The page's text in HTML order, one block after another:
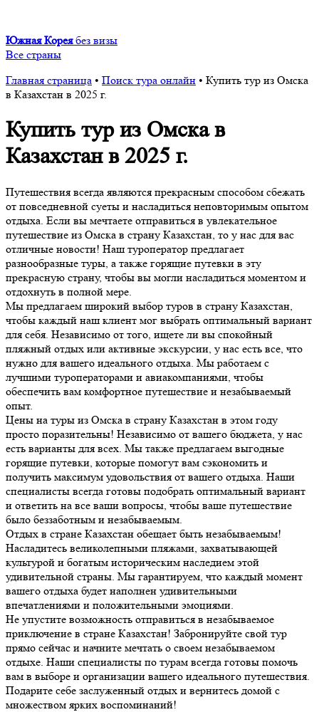
Южная Корея без визы
Все страны
Главная страница • Поиск тура онлайн • Купить тур из Омска
в Казахстан в 2025 г.
Купить тур из Омска в
Казахстан в 2025 г.
Путешествия всегда являются прекрасным способом сбежать
от повседневной суеты и насладиться неповторимым опытом
отдыха. Если вы мечтаете отправиться в увлекательное
путешествие из Омска в страну Казахстан, то у нас для вас
отличные новости! Наш туроператор предлагает
разнообразные туры, а также горящие путевки в эту
прекрасную страну, чтобы вы могли насладиться моментом и
отдохнуть в полной мере.
Мы предлагаем широкий выбор туров в страну Казахстан,
чтобы каждый наш клиент мог выбрать оптимальный вариант
для себя. Независимо от того, ищете ли вы спокойный
пляжный отдых или активные экскурсии, у нас есть все, что
нужно для вашего идеального отдыха. Мы работаем с
лучшими туроператорами и авиакомпаниями, чтобы
обеспечить вам комфортное путешествие и незабываемый
опыт.
Цены на туры из Омска в страну Казахстан в этом году
просто поразительны! Независимо от вашего бюджета, у нас
есть варианты для всех. Мы также предлагаем выгодные
горящие путевки, которые помогут вам сэкономить и
получить максимум удовольствия от вашего отдыха. Наши
специалисты всегда готовы подобрать оптимальный вариант
и ответить на все ваши вопросы, чтобы ваше путешествие
было беззаботным и незабываемым.
Отдых в стране Казахстан обещает быть незабываемым!
Насладитесь великолепными пляжами, захватывающей
культурой и богатым историческим наследием этой
удивительной страны. Мы гарантируем, что каждый момент
вашего отдыха будет наполнен удивительными
впечатлениями и положительными эмоциями.
Не упустите возможность отправиться в незабываемое
приключение в стране Казахстан! Забронируйте свой тур
прямо сейчас и начните мечтать о своем незабываемом
отдыхе. Наши специалисты по турам всегда готовы помочь
вам в выборе и организации вашего идеального путешествия.
Подарите себе заслуженный отдых и вернитесь домой с
множеством ярких воспоминаний!